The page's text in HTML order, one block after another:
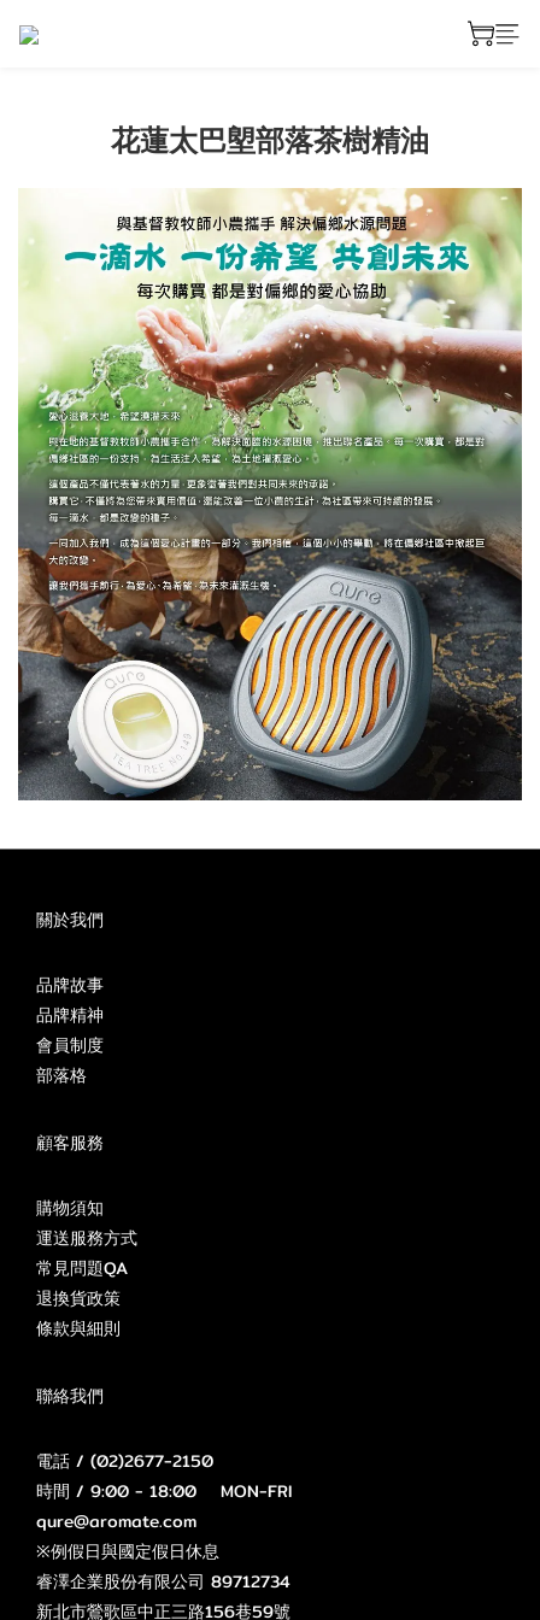
花蓮太巴塱部落茶樹精油
關於我們
品牌故事
品牌精神
會員制度
部落格
顧客服務
購物須知
運送服務方式
常見問題QA
退換貨政策
條款與細則
聯絡我們
電話 / (02)2677-2150
時間 / 9:00 - 18:00 MON-FRI
qure@aromate.com
※例假日與國定假日休息
睿澤企業股份有限公司 89712734
新北市鶯歌區中正三路156巷59號